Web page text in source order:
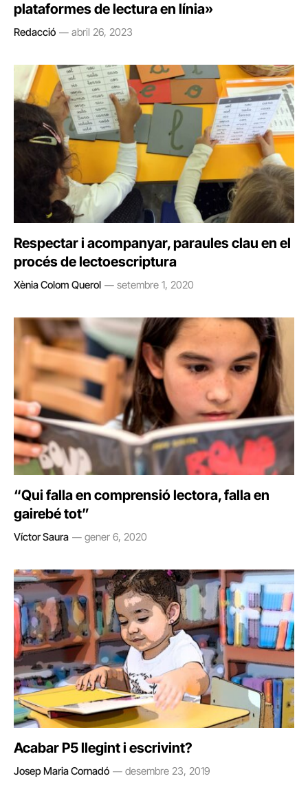
plataformes de lectura en línia»
Redacció abril 26, 2023
Respectar i acompanyar, paraules clau en el
procés de lectoescriptura
Xènia Colom Querol setembre 1, 2020
“Qui falla en comprensió lectora, falla en
gairebé tot”
Víctor Saura gener 6, 2020
Acabar P5 llegint i escrivint?
Josep Maria Cornadó desembre 23, 2019